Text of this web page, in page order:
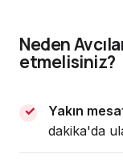
Neden
etmelisiniz?
Yakın
dakika'da